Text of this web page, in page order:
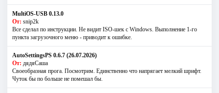
MultiOS-USB 0.13.0
От: snip2k
Все сделал по инструкции. Не видит ISO-шек с Windows. Выполнение 1-го
пункта загрузочного меню - приводит к ошибке.
AutoSettingsPS 0.6.7 (26.07.2026)
От: дядяСаша
Своеобразная прога. Посмотрим. Единственно что напрягает мелкий шрифт.
Чуток бы по больше не помешал бы.